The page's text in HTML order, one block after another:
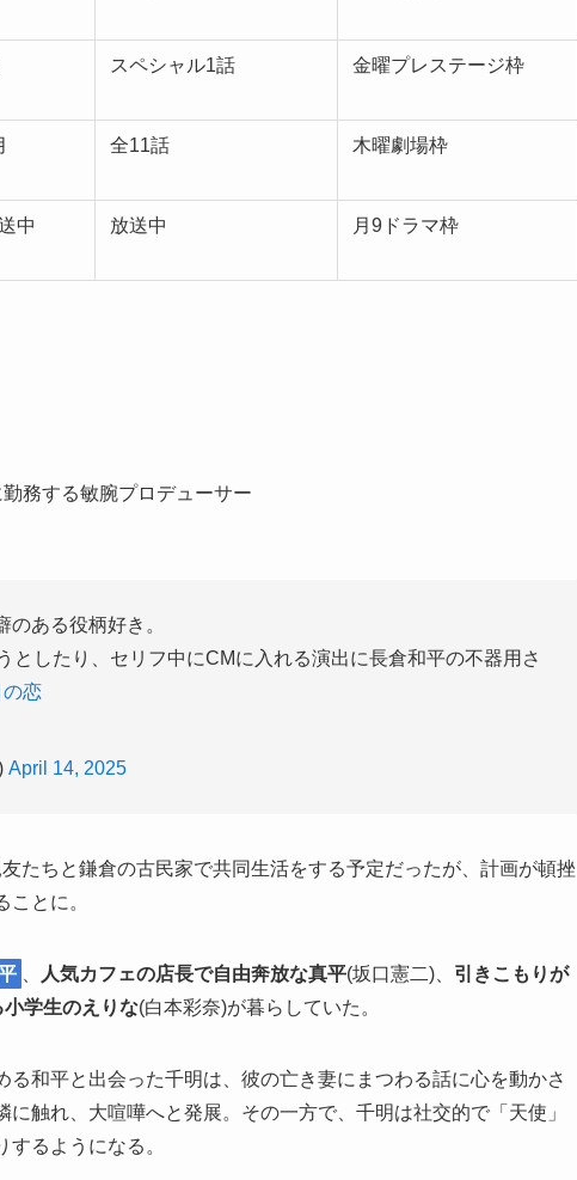
スペシャル1話 金曜プレステージ枠
全11話 木曜劇場枠
中 放送中 月9ドラマ枠
務する敏腕プロデューサー
ある役柄好き。
としたり、セリフ中にCMに入れる演出に長倉和平の不器用さ
恋
April 14, 2025
たちと鎌倉の古民家で共同生活をする予定だったが、計画が頓挫
とに。
人気カフェの店長で自由奔放な真平(坂口憲二)、 引きこもりが
学生のえりな(白本彩奈)が暮らしていた。
和平と出会った千明は、彼の亡き妻にまつわる話に心を動かさ
触れ、大喧嘩へと発展。その一方で、千明は社交的で「天使」
るようになる。